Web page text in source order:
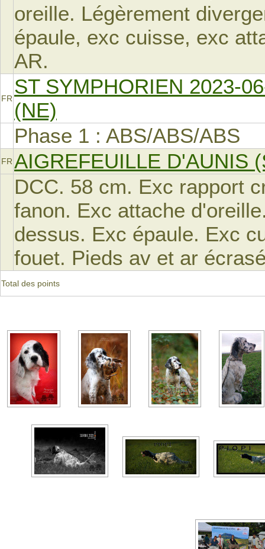
oreille. Légèrement
épaule, exc cuisse, exc
AR.
FR
ST SYMPHORIEN 2023-
(NE)
Phase 1 : ABS/ABS/ABS
FR AIGREFEUILLE D'AUNIS
DCC. 58 cm. Exc rapport
fanon. Exc attache
dessus. Exc épaule. Exc
fouet. Pieds av et ar
Total des points